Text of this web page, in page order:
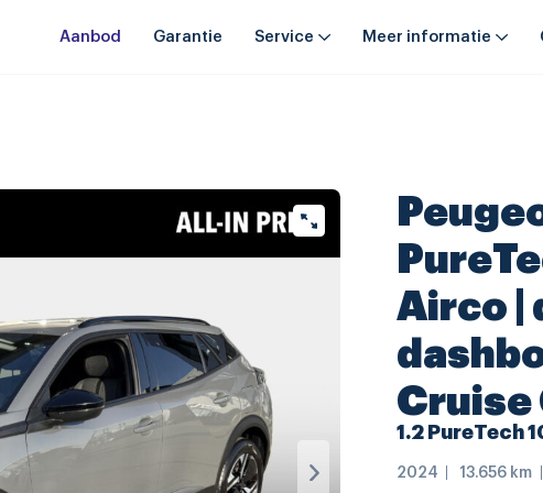
Aanbod Garantie Service Meer informatie
Airco |
Cruise
1.2 PureTech
2024 13.656 km